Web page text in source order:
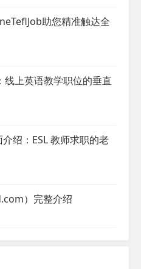
助您精准触达全
线上英语教学职位的垂直
绍：ESL 教师求职的老
）完整介绍